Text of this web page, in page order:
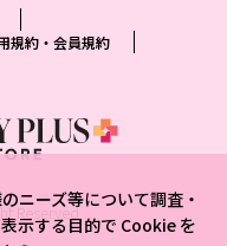
ニーズ等について調査・
示する目的で Cookie を
規約・会員規約
Reserved.